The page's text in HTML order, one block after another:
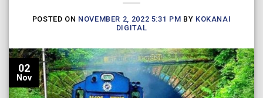
POSTED ON NOVEMBER 2, 2022 5:31 PM BY KOKANAI
DIGITAL
02
Nov